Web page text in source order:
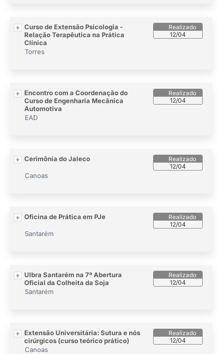
Curso de Extensão Psicologia -
Relação Terapêutica na Prática
Clínica
12/04
Torres
Encontro com a Coordenação do
Curso de Engenharia Mecânica
Automotiva
12/04
EAD
Cerimônia do Jaleco
12/04
Canoas
Oficina de Prática em PJe
12/04
Santarém
Ulbra Santarém na 7ª Abertura
Oficial da Colheita da Soja
12/04
Santarém
Extensão Universitária: Sutura e nós
cirúrgicos (curso teórico prático)
12/04
Canoas